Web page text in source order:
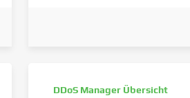
DDoS Manager Übersicht